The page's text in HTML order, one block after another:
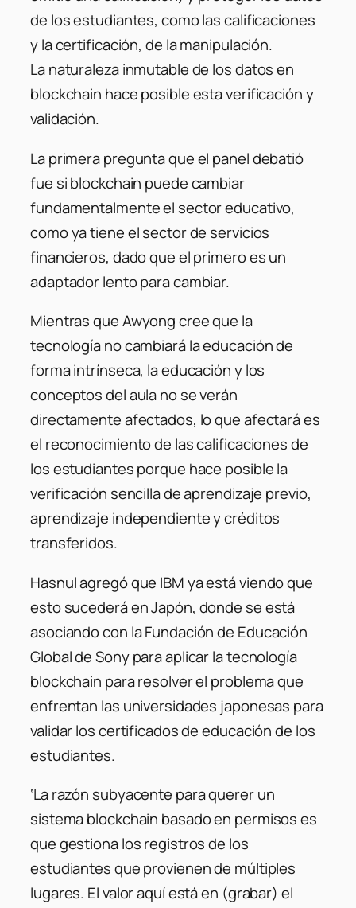
de los estudiantes, como las calificaciones
y la certificación, de la manipulación.
La naturaleza inmutable de los datos en
blockchain hace posible esta verificación y
validación.
La primera pregunta que el panel debatió
fue si blockchain puede cambiar
fundamentalmente el sector educativo,
como ya tiene el sector de servicios
financieros, dado que el primero es un
adaptador lento para cambiar.
Mientras que Awyong cree que la
tecnología no cambiará la educación de
forma intrínseca, la educación y los
conceptos del aula no se verán
directamente afectados, lo que afectará es
el reconocimiento de las calificaciones de
los estudiantes porque hace posible la
verificación sencilla de aprendizaje previo,
aprendizaje independiente y créditos
transferidos.
Hasnul agregó que IBM ya está viendo que
esto sucederá en Japón, donde se está
asociando con la Fundación de Educación
Global de Sony para aplicar la tecnología
blockchain para resolver el problema que
enfrentan las universidades japonesas para
validar los certificados de educación de los
estudiantes.
‘La razón subyacente para querer un
sistema blockchain basado en permisos es
que gestiona los registros de los
estudiantes que provienen de múltiples
lugares. El valor aquí está en (grabar) el